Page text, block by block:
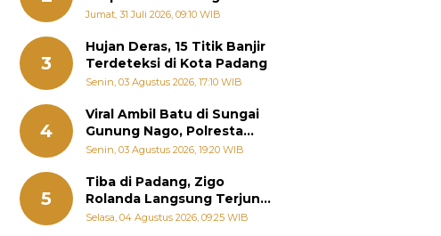
Pemanenan Kayu Ilegal di
Solok
Jumat, 31 Juli 2026, 09:10 WIB
3
Hujan Deras, 15 Titik Banjir
Terdeteksi di Kota Padang
Senin, 03 Agustus 2026, 17:10 WIB
4
Viral Ambil Batu di Sungai
Gunung Nago, Polresta
Padang Ungkap Fakta
Senin, 03 Agustus 2026, 19:20 WIB
5
Tiba di Padang, Zigo
Rolanda Langsung Terjun
Bantu Warga Terdampak
Selasa, 04 Agustus 2026, 09:25 WIB